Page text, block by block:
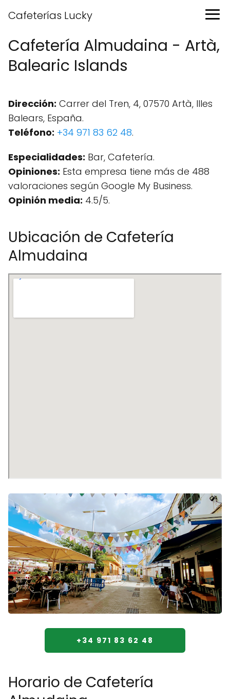
Cafeterías Lucky
Cafetería Almudaina - Artà,
Balearic Islands
Dirección: Carrer del Tren, 4, 07570 Artà, Illes
Balears, España.
Teléfono: +34 971 83 62 48.
Especialidades: Bar, Cafetería.
Opiniones: Esta empresa tiene más de 488
valoraciones según Google My Business.
Opinión media: 4.5/5.
Ubicación de Cafetería
Almudaina
+34 971 83 62 48
Horario de Cafetería